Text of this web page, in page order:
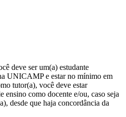
deve ser um(a) estudante
UNICAMP e estar no mínimo em
tutor(a), você deve estar
ensino como docente e/ou, caso seja
desde que haja concordância da